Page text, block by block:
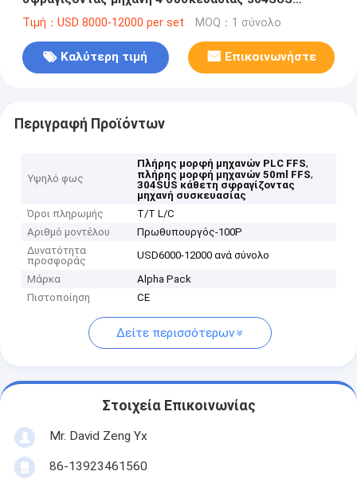
κάθετη δευτερεύον σακούλι
Τιμή：USD 8000-12000 per set MOQ：1 σύνολο
Καλύτερη τιμή Επικοινωνήστε
Περιγραφή Προϊόντων
Υψηλό φως
Πλήρης μορφή μηχανών PLC FFS,
πλήρης μορφή μηχανών 50ml FFS,
304SUS κάθετη σφραγίζοντας
μηχανή συσκευασίας
Όροι πληρωμής
T/T L/C
Αριθμό μοντέλου
Πρωθυπουργός-100P
Δυνατότητα
προσφοράς
USD6000-12000 ανά σύνολο
Μάρκα
Alpha Pack
Πιστοποίηση
CE
Δείτε περισσότερων
Στοιχεία Επικοινωνίας
Mr. David Zeng Yx
86-13923461560